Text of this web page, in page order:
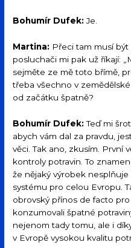
Bohumír Dufek:Je.
Martina: Přeci tam musí
posluchači mi pak už říkají:
sejměte ze mě toto břímě,
třeba všechno v
od začátku špatně?
Bohumír Dufek:Teď mi
abych vám dal za pravdu,
věci. Tak ano, zkusím. První
kontroly potravin. To
že nějaký výrobek
systému pro celou Evropu.
obrovský přínos de facto
konzumovali špatné
nejenom tady tomu, ale i
v Evropě vysokou kvalitu